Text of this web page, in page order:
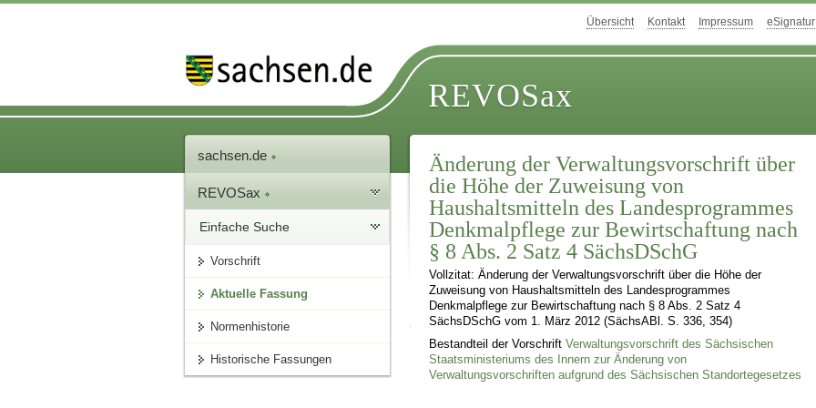
Übersicht Kontakt Impressum eSignatur
REVOSax
sachsen.de
REVOSax
Einfache Suche
Vorschrift
Aktuelle Fassung
Normenhistorie
Historische Fassungen
Änderung der Verwaltungsvorschrift über
die Höhe der Zuweisung von
Haushaltsmitteln des Landesprogrammes
Denkmalpflege zur Bewirtschaftung nach
§ 8 Abs. 2 Satz 4 SächsDSchG
Vollzitat: Änderung der Verwaltungsvorschrift über die Höhe der
Zuweisung von Haushaltsmitteln des Landesprogrammes
Denkmalpflege zur Bewirtschaftung nach § 8 Abs. 2 Satz 4
SächsDSchG vom 1. März 2012 (SächsABl. S. 336, 354)
Bestandteil der VorschriftVerwaltungsvorschrift des Sächsischen
Staatsministeriums des Innern zur Änderung von
Verwaltungsvorschriften aufgrund des Sächsischen Standortegesetzes